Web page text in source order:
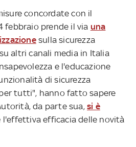
concordate con il
febbraio prende il via una
sulla sicurezza
altri canali media in Italia
e l'educazione
di sicurezza
tutti", hanno fatto sapere
da parte sua,si è
l'effettiva efficacia delle novità